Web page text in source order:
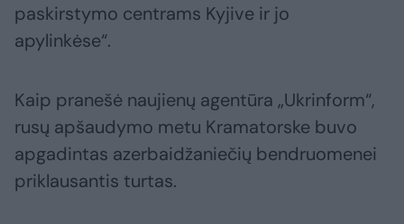
paskirstymo centrams Kyjive ir jo
apylinkėse“.
Kaip pranešė naujienų agentūra „Ukrinform“,
rusų apšaudymo metu Kramatorske buvo
apgadintas azerbaidžaniečių bendruomenei
priklausantis turtas.